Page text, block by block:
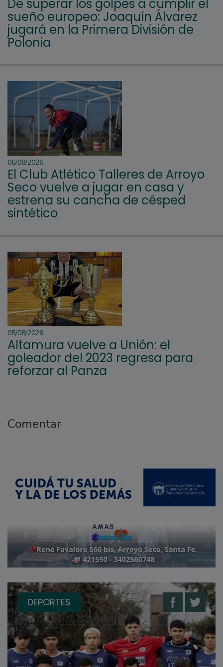
De superar los golpes a cumplir el
sueño europeo: Joaquín Álvarez
jugará en la Primera División de
Polonia
06/08/2026
El Club Atlético Talleres de Arroyo
Seco vuelve a jugar en casa y
estrena su cancha de césped
sintético
05/08/2026
Altamura vuelve a Unión: el
goleador del 2023 regresa para
reforzar al Panza
Comentar
DEPORTES